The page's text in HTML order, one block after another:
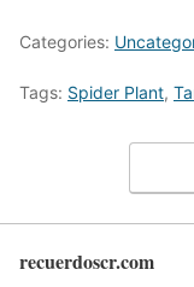
Categories:
Tags: Spider Plant,
recuerdoscr.com